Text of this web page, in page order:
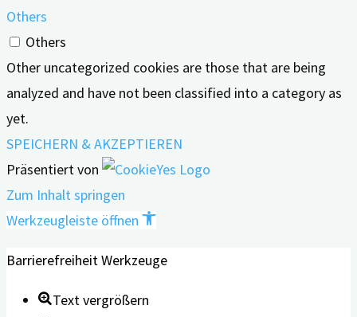
Others
Others
Other uncategorized cookies are those that are being
analyzed and have not been classified into a category as
yet.
SPEICHERN & AKZEPTIEREN
Präsentiert von
Zum Inhalt springen
Werkzeugleiste öffnen
Barrierefreiheit Werkzeuge
Text vergrößern